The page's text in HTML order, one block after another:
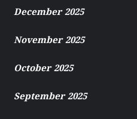
December 2025
November 2025
October 2025
September 2025